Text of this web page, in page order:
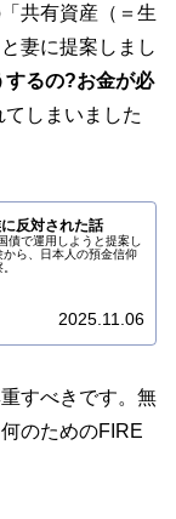
共有資産（＝生
妻に提案しまし
するの?お金が必
しまいました
反対された話
債で運用しようと提案し
ら、日本人の預金信仰
2025.11.06
すべきです。無
のためのFIRE